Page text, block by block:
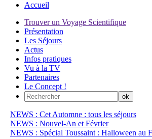
Accueil
Trouver un Voyage Scientifique
Présentation
Les Séjours
Actus
Infos pratiques
Vu à la TV
Partenaires
Le Concept !
NEWS : Cet Automne : tous les séjours
NEWS : Nouvel-An et Février
NEWS : Spécial Toussaint : Halloween au